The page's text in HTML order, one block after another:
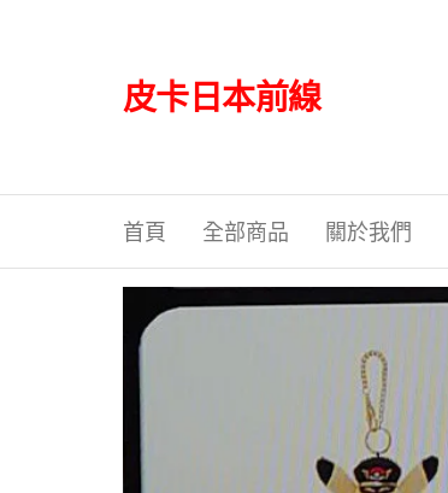
皮卡日本前線
首頁 全部商品 關於我們